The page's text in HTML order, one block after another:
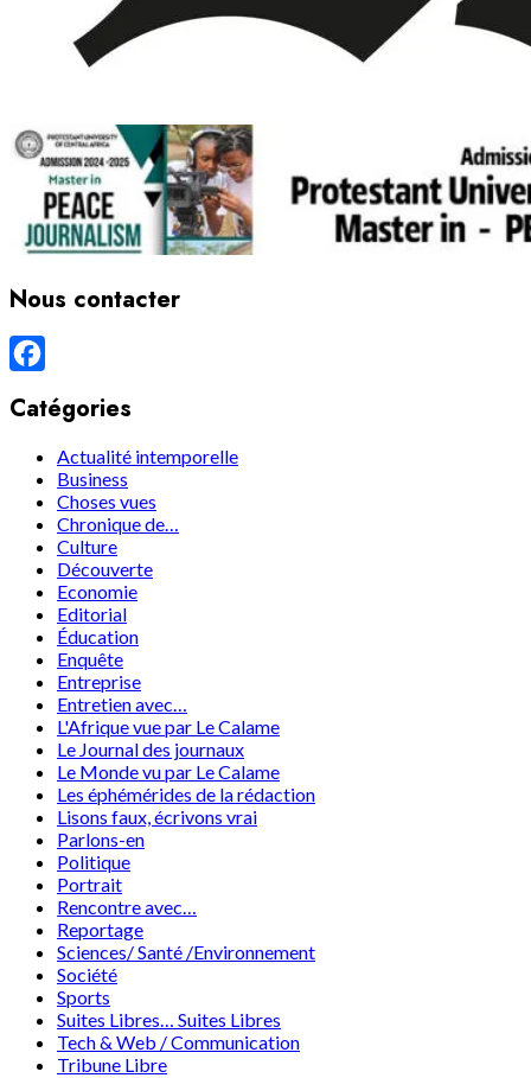
Nous contacter
Catégories
Actualité intemporelle
Business
Choses vues
Chronique de…
Culture
Découverte
Economie
Editorial
Éducation
Enquête
Entreprise
Entretien avec…
L'Afrique vue par Le Calame
Le Journal des journaux
Le Monde vu par Le Calame
Les éphémérides de la rédaction
Lisons faux, écrivons vrai
Parlons-en
Politique
Portrait
Rencontre avec…
Reportage
Sciences/ Santé /Environnement
Société
Sports
Suites Libres… Suites Libres
Tech & Web / Communication
Tribune Libre